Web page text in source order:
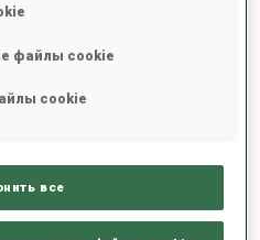
файлы cookie
cookie
все